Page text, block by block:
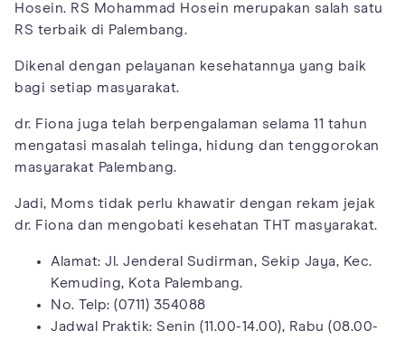
Hosein. RS Mohammad Hosein merupakan salah satu
RS terbaik di Palembang.
Dikenal dengan pelayanan kesehatannya yang baik
bagi setiap masyarakat.
dr. Fiona juga telah berpengalaman selama 11 tahun
mengatasi masalah telinga, hidung dan tenggorokan
masyarakat Palembang.
Jadi, Moms tidak perlu khawatir dengan rekam jejak
dr. Fiona dan mengobati kesehatan THT masyarakat.
Alamat: Jl. Jenderal Sudirman, Sekip Jaya, Kec.
Kemuding, Kota Palembang.
No. Telp: (0711) 354088
Jadwal Praktik: Senin (11.00-14.00), Rabu (08.00-